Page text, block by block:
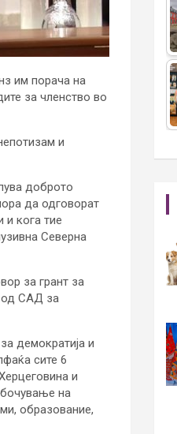
им порача на
за членство во
и
доброто
да одговорат
кога тие
Северна
за грант за
од САД за
демократија и
сите 6
и
на
образование,